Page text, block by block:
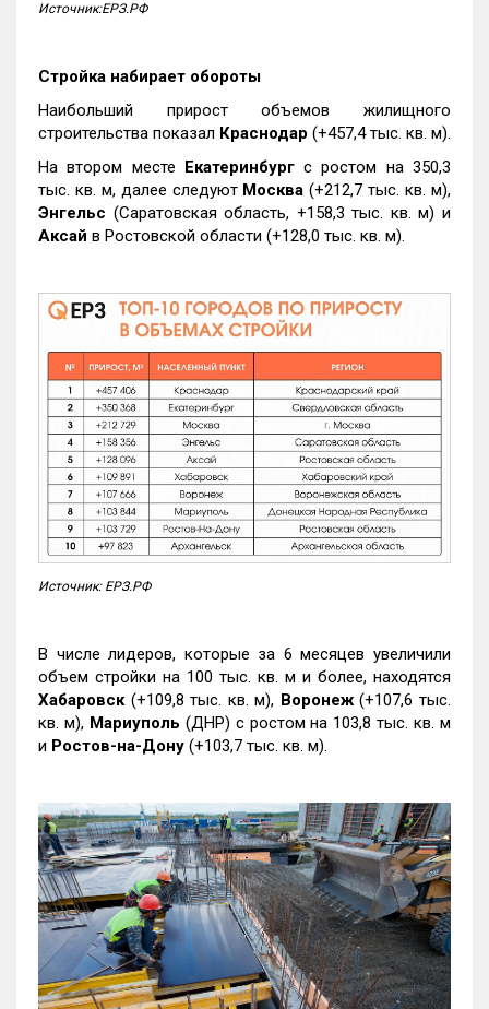
Источник:ЕРЗ.РФ
Стройка набирает обороты
Наибольший прирост объемов жилищного
строительства показал Краснодар (+457,4 тыс. кв. м).
На втором месте Екатеринбургс ростом на 350,3
тыс. кв. м, далее следуют Москва (+212,7 тыс. кв. м),
Энгельс (Саратовская область, +158,3 тыс. кв. м) и
Аксай в Ростовской области (+128,0 тыс. кв. м).
Источник: ЕРЗ.РФ
В числе лидеров, которые за 6 месяцев увеличили
объем стройки на 100 тыс. кв. м и более, находятся
Хабаровск (+109,8 тыс. кв. м), Воронеж(+107,6 тыс.
кв. м), Мариуполь (ДНР) с ростом на 103,8 тыс. кв. м
и Ростов-на-Дону (+103,7 тыс. кв. м).